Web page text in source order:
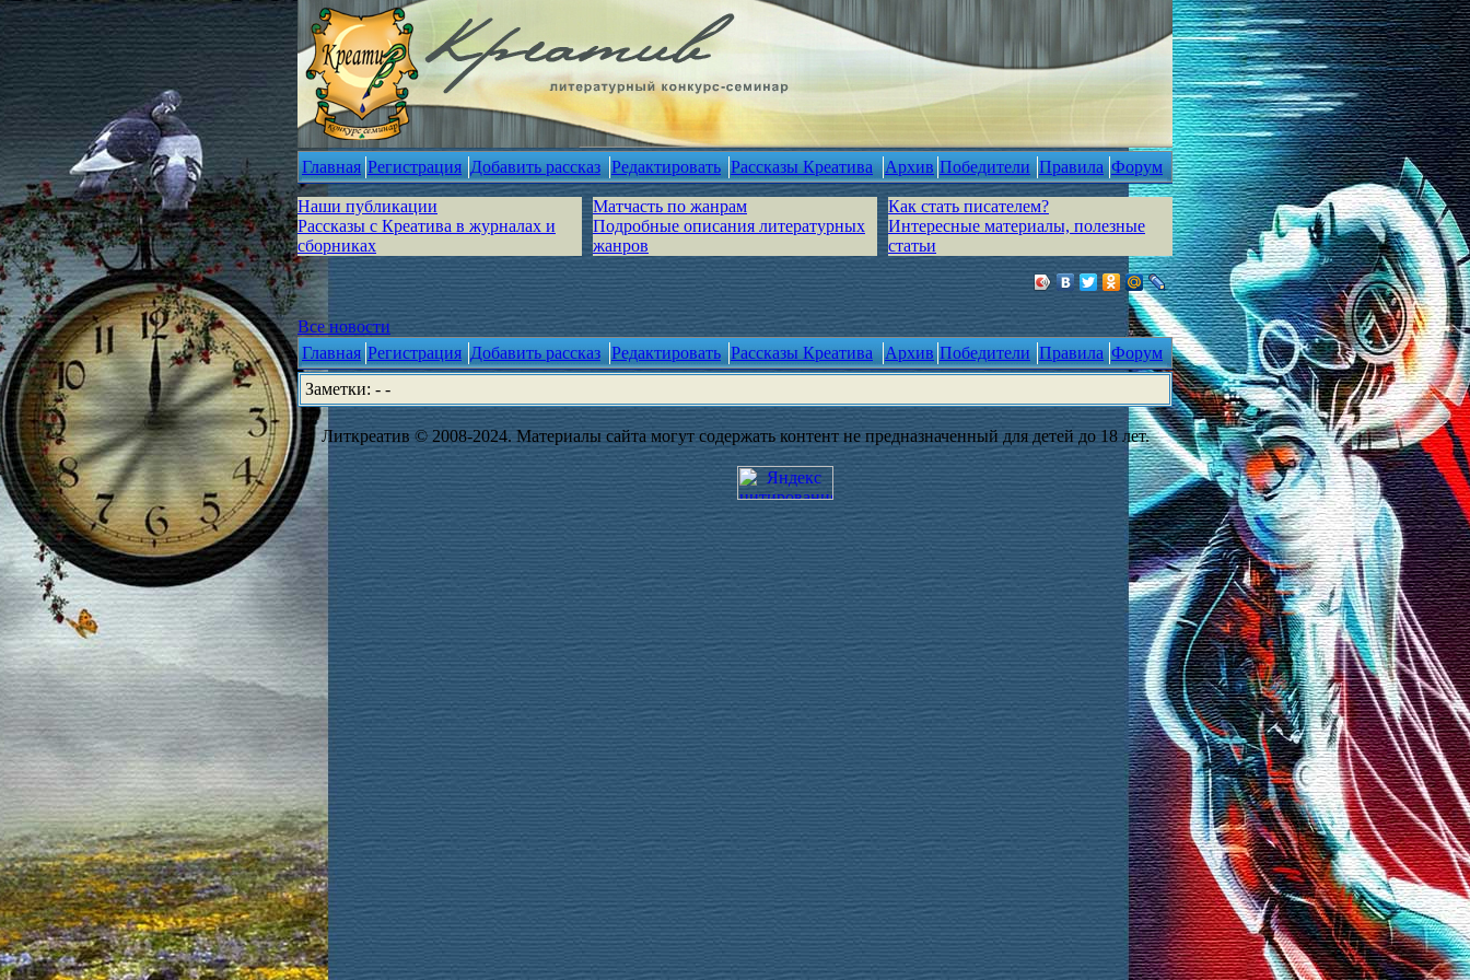
Главная Регистрация Добавить рассказ Редактировать Рассказы Креатива Архив Победители Правила Форум
Наши публикации
Рассказы с Креатива в журналах и
сборниках
Матчасть по жанрам
Подробные описания литературных
жанров
Как стать писателем?
Интересные материалы, полезные
статьи
Все новости
Главная Регистрация Добавить рассказ Редактировать Рассказы Креатива Архив Победители Правила Форум
Заметки: - -
Литкреатив © 2008-2024. Материалы сайта могут содержать контент не предназначенный для детей до 18 лет.